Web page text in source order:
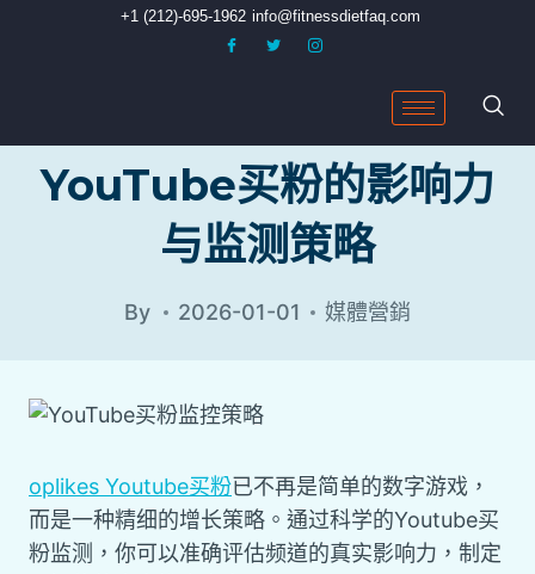
+1 (212)-695-1962 info@fitnessdietfaq.com
YouTube买粉的影响力
与监测策略
By 2026-01-01 媒體營銷
oplikes Youtube买粉已不再是简单的数字游戏，
而是一种精细的增长策略。通过科学的Youtube买
粉监测，你可以准确评估频道的真实影响力，制定